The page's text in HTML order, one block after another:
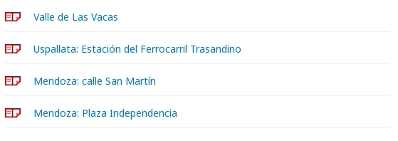
Valle de Las Vacas
Uspallata: Estación del Ferrocarril Trasandino
Mendoza: calle San Martín
Mendoza: Plaza Independencia